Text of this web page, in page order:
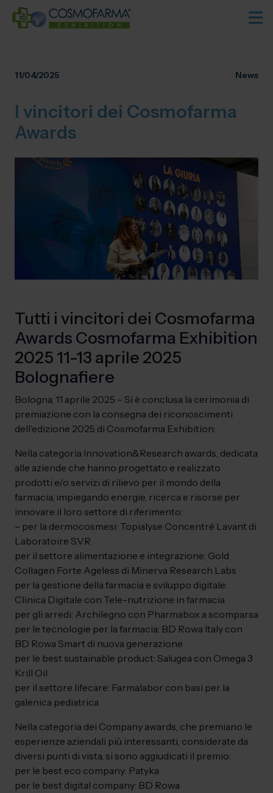
11/04/2025 News
I vincitori dei Cosmofarma
Awards
Tutti i vincitori dei Cosmofarma
Awards Cosmofarma Exhibition
2025 11-13 aprile 2025
Bolognafiere
Bologna, 11 aprile 2025 – Si è conclusa la cerimonia di
premiazione con la consegna dei riconoscimenti
dell’edizione 2025 di Cosmofarma Exhibition:
Nella categoria Innovation&Research awards, dedicata
alle aziende che hanno progettato e realizzato
prodotti e/o servizi di rilievo per il mondo della
farmacia, impiegando energie, ricerca e risorse per
innovare il loro settore di riferimento:
– per la dermocosmesi: Topialyse Concentré Lavant di
Laboratoire SVR
per il settore alimentazione e integrazione: Gold
Collagen Forte Ageless di Minerva Research Labs
per la gestione della farmacia e sviluppo digitale:
Clinica Digitale con Tele-nutrizione in farmacia
per gli arredi: Archilegno con Pharmabox a scomparsa
per le tecnologie per la farmacia: BD Rowa Italy con
BD Rowa Smart di nuova generazione
per le best sustainable product: Salugea con Omega 3
Krill Oil
per il settore lifecare: Farmalabor con basi per la
galenica pediatrica
Nella categoria dei Company awards, che premiano le
esperienze aziendali più interessanti, considerate da
diversi punti di vista, si sono aggiudicati il premio:
per le best eco company: Patyka
per le best digital company: BD Rowa